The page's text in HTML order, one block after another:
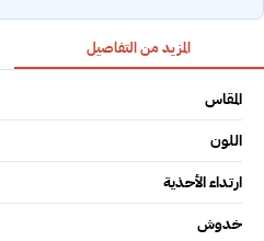
المزيد من التفاصيل
المقاس
اللون
ارتداء الأحذية
خدوش